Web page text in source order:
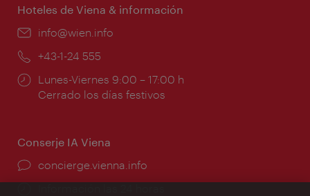
Hoteles de Viena & información
e-
info@wien.info
Teléfono:
+43-1-24 555
Horarios
de
Lunes-Viernes 9:00 – 17:00 h
Cerrado los días festivos
Conserje IA Viena
concierge.vienna.info